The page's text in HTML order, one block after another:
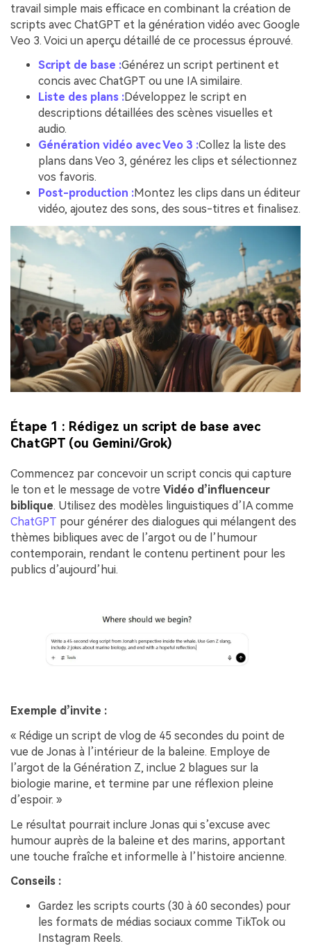
travail simple mais efficace en combinant la création de
scripts avec ChatGPT et la génération vidéo avec Google
Veo 3. Voici un aperçu détaillé de ce processus éprouvé.
Script de base :Générez un script pertinent et
concis avec ChatGPT ou une IA similaire.
Liste des plans :Développez le script en
descriptions détaillées des scènes visuelles et
audio.
Génération vidéo avec Veo 3 :Collez la liste des
plans dans Veo 3, générez les clips et sélectionnez
vos favoris.
Post-production :Montez les clips dans un éditeur
vidéo, ajoutez des sons, des sous-titres et finalisez.
Étape 1 : Rédigez un script de base avec
ChatGPT (ou Gemini/Grok)
Commencez par concevoir un script concis qui capture
le ton et le message de votre Vidéo d’influenceur
biblique. Utilisez des modèles linguistiques d’IA comme
ChatGPT pour générer des dialogues qui mélangent des
thèmes bibliques avec de l’argot ou de l’humour
contemporain, rendant le contenu pertinent pour les
publics d’aujourd’hui.
Exemple d’invite :
« Rédige un script de vlog de 45 secondes du point de
vue de Jonas à l’intérieur de la baleine. Employe de
l’argot de la Génération Z, inclue 2 blagues sur la
biologie marine, et termine par une réflexion pleine
d’espoir. »
Le résultat pourrait inclure Jonas qui s’excuse avec
humour auprès de la baleine et des marins, apportant
une touche fraîche et informelle à l’histoire ancienne.
Conseils :
Gardez les scripts courts (30 à 60 secondes) pour
les formats de médias sociaux comme TikTok ou
Instagram Reels.